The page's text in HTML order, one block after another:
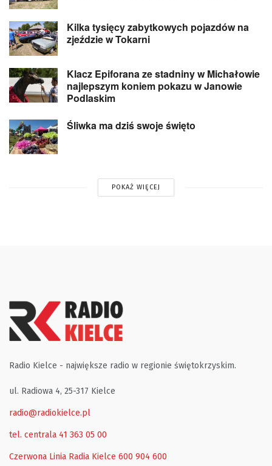
Kilka tysięcy zabytkowych pojazdów na
zjeździe w Tokarni
Klacz Epiforana ze stadniny w Michałowie
najlepszym koniem pokazu w Janowie
Podlaskim
Śliwka ma dziś swoje święto
POKAŻ WIĘCEJ
Radio Kielce - największe radio w regionie świętokrzyskim.
ul. Radiowa 4, 25-317 Kielce
radio@radiokielce.pl
tel. centrala 41 363 05 00
Czerwona Linia Radia Kielce 600 904 600